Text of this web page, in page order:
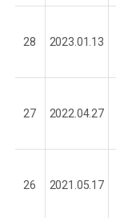
28 2023.01.13
27 2022.04.27
26 2021.05.17